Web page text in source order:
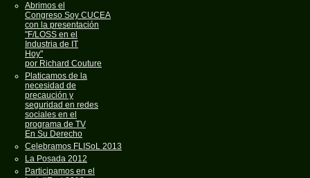
Abrimos el
Congreso Soy CUCEA
con la presentación
"F/LOSS en el
Industria de IT
Hoy"
por Richard Couture
Platicamos de la
necesidad de
precaución y
seguridad en redes
sociales en el
programa de TV
En Su Derecho
Celebramos FLISoL 2013
La Posada 2012
Participamos en el